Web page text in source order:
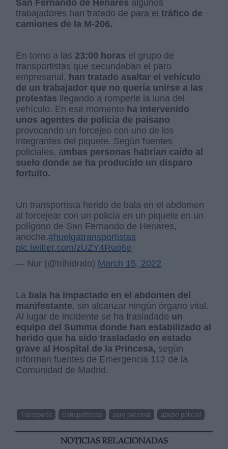
San Fernando de Henares algunos
trabajadores han tratado de para el tráfico de
camiones de la M-206.
En torno a las 23:00 horas el grupo de
transportistas que secundaban el paro
empresarial, han tratado asaltar el vehículo
de un trabajador que no quería unirse a las
protestas llegando a romperle la luna del
vehículo. En ese momento ha intervenido
unos agentes de policía de paisano
provocando un forcejeo con uno de los
integrantes del piquete. Según fuentes
policiales, ambas personas habrían caído al
suelo donde se ha producido un disparo
fortuito.
Un transportista herido de bala en el abdomen
al forcejear con un policía en un piquete en un
polígono de San Fernando de Henares,
anoche.#huelgatransportistas
pic.twitter.com/zUZY4Ruq6e
— Nur (@trihidrato) March 15, 2022
La bala ha impactado en el abdomen del
manifestante, sin alcanzar ningún órgano vital.
Al lugar de incidente se ha trasladado un
equipo del Summa donde han estabilizado al
herido que ha sido trasladado en estado
grave al Hospital de la Princesa, según
informan fuentes de Emergencia 112 de la
Comunidad de Madrid.
Transporte transportistas paro patronal abuso policial
NOTICIAS RELACIONADAS